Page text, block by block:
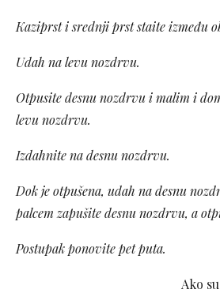
Kaziprst i srednji prst staite između
Udah na levu nozdrvu.
Otpusite desnu nozdrvu i malim i
levu nozdrvu.
Izdahnite na desnu nozdrvu.
Dok je otpušena, udah na desnu
palcem zapušite desnu nozdrvu, a
Postupak ponovite pet puta.
Ako